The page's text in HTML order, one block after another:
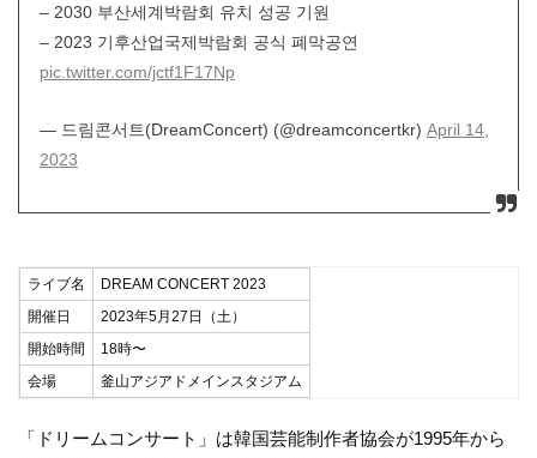
– 2030 부산세계박람회 유치 성공 기원
– 2023 기후산업국제박람회 공식 폐막공연
pic.twitter.com/jctf1F17Np
— 드림콘서트(DreamConcert) (@dreamconcertkr) April 14,
2023
ライブ名
DREAM CONCERT 2023
開催日
2023年5月27日（土）
開始時間
18時〜
会場
釜山アジアドメインスタジアム
「ドリームコンサート」は韓国芸能制作者協会が1995年から